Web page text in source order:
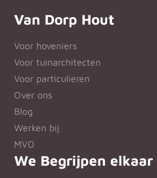
Van Dorp Hout
Voor hoveniers
Voor tuinarchitecten
Voor particulieren
Over ons
Blog
Werken bij
MVO
We Begrijpen elkaar